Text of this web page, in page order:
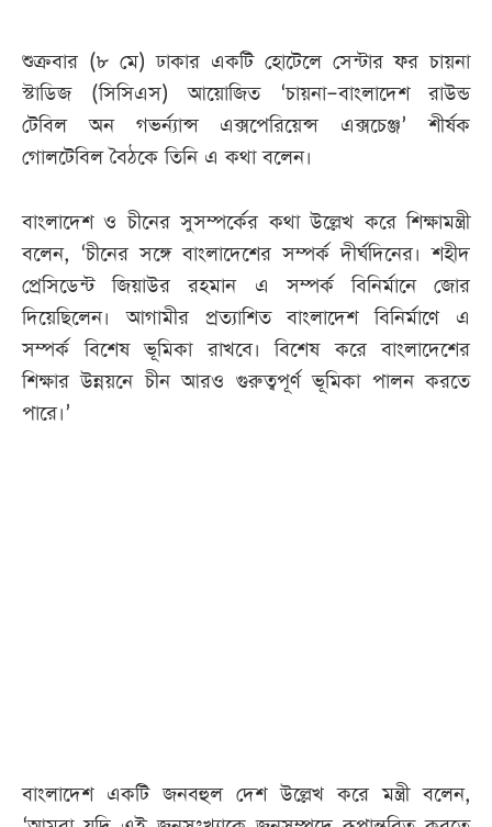
শুক্রবার (৮ মে) ঢাকার একটি হোটেলে সেন্টার ফর চায়না
স্টাডিজ (সিসিএস) আয়োজিত ‘চায়না–বাংলাদেশ রাউন্ড
টেবিল অন গভর্ন্যান্স এক্সপেরিয়েন্স এক্সচেঞ্জ’ শীর্ষক
গোলটেবিল বৈঠকে তিনি এ কথা বলেন।
বাংলাদেশ ও চীনের সুসম্পর্কের কথা উল্লেখ করে শিক্ষামন্ত্রী
বলেন, ‘চীনের সঙ্গে বাংলাদেশের সম্পর্ক দীর্ঘদিনের। শহীদ
প্রেসিডেন্ট জিয়াউর রহমান এ সম্পর্ক বিনির্মানে জোর
দিয়েছিলেন। আগামীর প্রত্যাশিত বাংলাদেশ বিনির্মাণে এ
সম্পর্ক বিশেষ ভূমিকা রাখবে। বিশেষ করে বাংলাদেশের
শিক্ষার উন্নয়নে চীন আরও গুরুত্বপূর্ণ ভূমিকা পালন করতে
পারে।’
বাংলাদেশ একটি জনবহুল দেশ উল্লেখ করে মন্ত্রী বলেন,